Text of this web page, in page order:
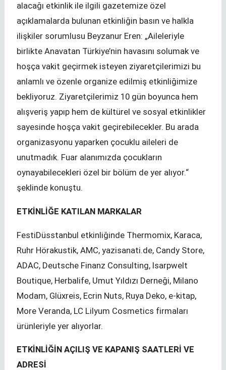
alacağı etkinlik ile ilgili gazetemize özel
açıklamalarda bulunan etkinliğin basın ve halkla
ilişkiler sorumlusu Beyzanur Eren: „Aileleriyle
birlikte Anavatan Türkiye’nin havasını solumak ve
hoşça vakit geçirmek isteyen ziyaretçilerimizi bu
anlamlı ve özenle organize edilmiş etkinliğimize
bekliyoruz. Ziyaretçilerimiz 10 gün boyunca hem
alışveriş yapıp hem de kültürel ve sosyal etkinlikler
sayesinde hoşça vakit geçirebilecekler. Bu arada
organizasyonu yaparken çocuklu aileleri de
unutmadık. Fuar alanımızda çocukların
oynayabilecekleri özel bir bölüm de yer alıyor.“
şeklinde konuştu.
ETKİNLİĞE KATILAN MARKALAR
FestiDüsstanbul etkinliğinde Thermomix, Karaca,
Ruhr Hörakustik, AMC, yazisanati.de, Candy Store,
ADAC, Deutsche Finanz Consulting, Isarpwelt
Boutique, Herbalife, Umut Yıldızı Derneği, Milano
Modam, Glüxreis, Ecrin Nuts, Ruya Deko, e-kitap,
More Veranda, LC Lilyum Cosmetics firmaları
ürünleriyle yer alıyorlar.
ETKİNLİĞİN AÇILIŞ VE KAPANIŞ SAATLERİ VE
ADRESİ